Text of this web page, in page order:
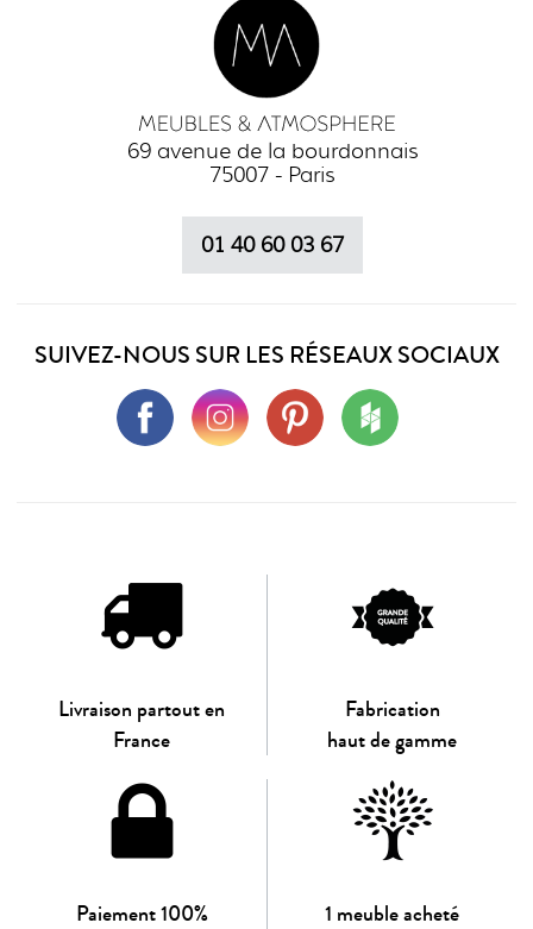
69 avenue de la bourdonnais
75007 - Paris
01 40 60 03 67
SUIVEZ-NOUS SUR LES RÉSEAUX SOCIAUX
Livraison partout en
France
Fabrication
haut de gamme
Paiement 100%
1 meuble acheté